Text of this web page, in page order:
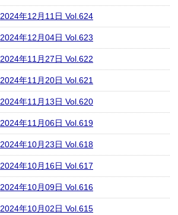
2024年12月11日 Vol.624
2024年12月04日 Vol.623
2024年11月27日 Vol.622
2024年11月20日 Vol.621
2024年11月13日 Vol.620
2024年11月06日 Vol.619
2024年10月23日 Vol.618
2024年10月16日 Vol.617
2024年10月09日 Vol.616
2024年10月02日 Vol.615